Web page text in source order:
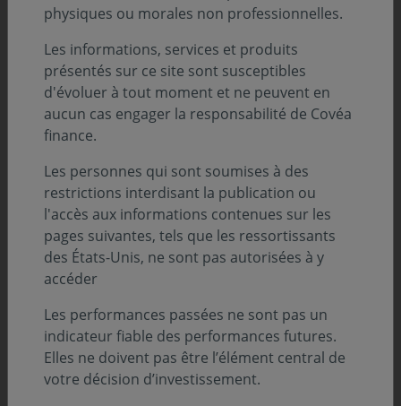
institutionnelle.
BILAN & PERSPECTIVES
15 janvier 2026
Bilan 2025 et perspectives 2026 : Francis
Jaisson fait le point en vidéo
PAROLE D'EXPERT
23 janvier 2026
Marchés financiers en 2026 : regard de
Jacques-André NADAL sur Zoom Invest
NOS FONDS
11 septembre 2025
physiques ou morales non professionnelles.
Les informations, services et produits
présentés sur ce site sont susceptibles
d'évoluer à tout moment et ne peuvent en
aucun cas engager la responsabilité de Covéa
finance.
Les personnes qui sont soumises à des
restrictions interdisant la publication ou
l'accès aux informations contenues sur les
pages suivantes, tels que les ressortissants
des États-Unis, ne sont pas autorisées à y
accéder
Les performances passées ne sont pas un
indicateur fiable des performances futures.
Elles ne doivent pas être l’élément central de
votre décision d’investissement.